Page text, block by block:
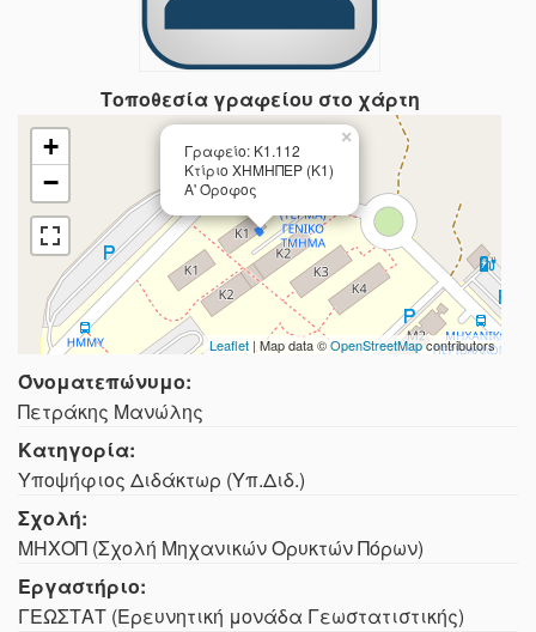
Τοποθεσία γραφείου στο χάρτη
Γραφείο: Κ1.112
Κτίριο ΧΗΜΗΠΕΡ (Κ1)
Α' Όροφος
×
+
−
Leaflet | Map data ©OpenStreetMapcontributors
Όνοματεπώνυμο:
Πετράκης Μανώλης
Κατηγορία:
Υποψήφιος Διδάκτωρ (Υπ.Διδ.)
Σχολή:
ΜΗΧΟΠ (Σχολή Μηχανικών Ορυκτών Πόρων)
Εργαστήριο:
ΓΕΩΣΤΑΤ (Ερευνητική μονάδα Γεωστατιστικής)